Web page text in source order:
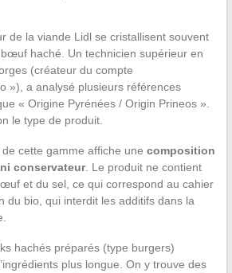
de la viande Lidl se cristallisent souvent
haché. Un technicien supérieur en
(créateur du compte
»), a analysé plusieurs références
« Origine Pyrénées / Origin Prineos ».
le type de produit.
cette gamme affiche une composition
conservateur. Le produit ne contient
et du sel, ce qui correspond au cahier
du bio, qui interdit les additifs dans la
hachés préparés (type burgers)
plus longue. On y trouve des